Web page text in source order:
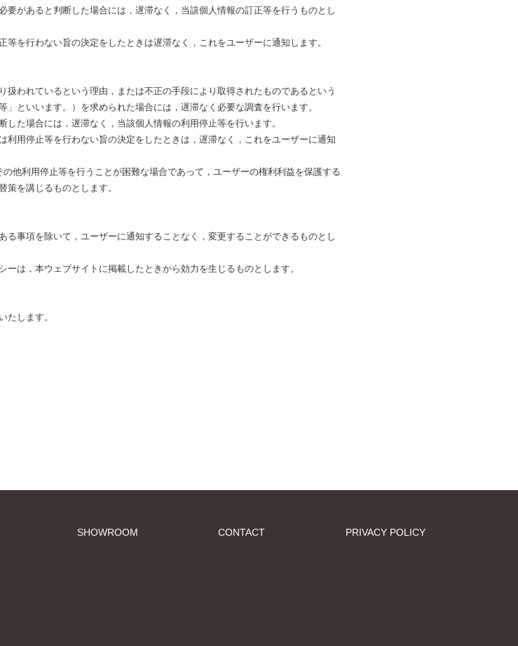
があると判断した場合には，遅滞なく，当該個人情報の訂正等を行うものとし
を行わない旨の決定をしたときは遅滞なく，これをユーザーに通知します。
われているという理由，または不正の手段により取得されたものであるという
といいます。）を求められた場合には，遅滞なく必要な調査を行います。
た場合には，遅滞なく，当該個人情報の利用停止等を行います。
利用停止等を行わない旨の決定をしたときは，遅滞なく，これをユーザーに通知
他利用停止等を行うことが困難な場合であって，ユーザーの権利利益を保護する
策を講じるものとします。
事項を除いて，ユーザーに通知することなく，変更することができるものとし
は，本ウェブサイトに掲載したときから効力を生じるものとします。
たします。
SHOWROOM CONTACT PRIVACY POLICY